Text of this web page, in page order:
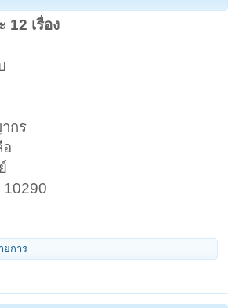
12 เรื่อง
กร
10290
ยการ